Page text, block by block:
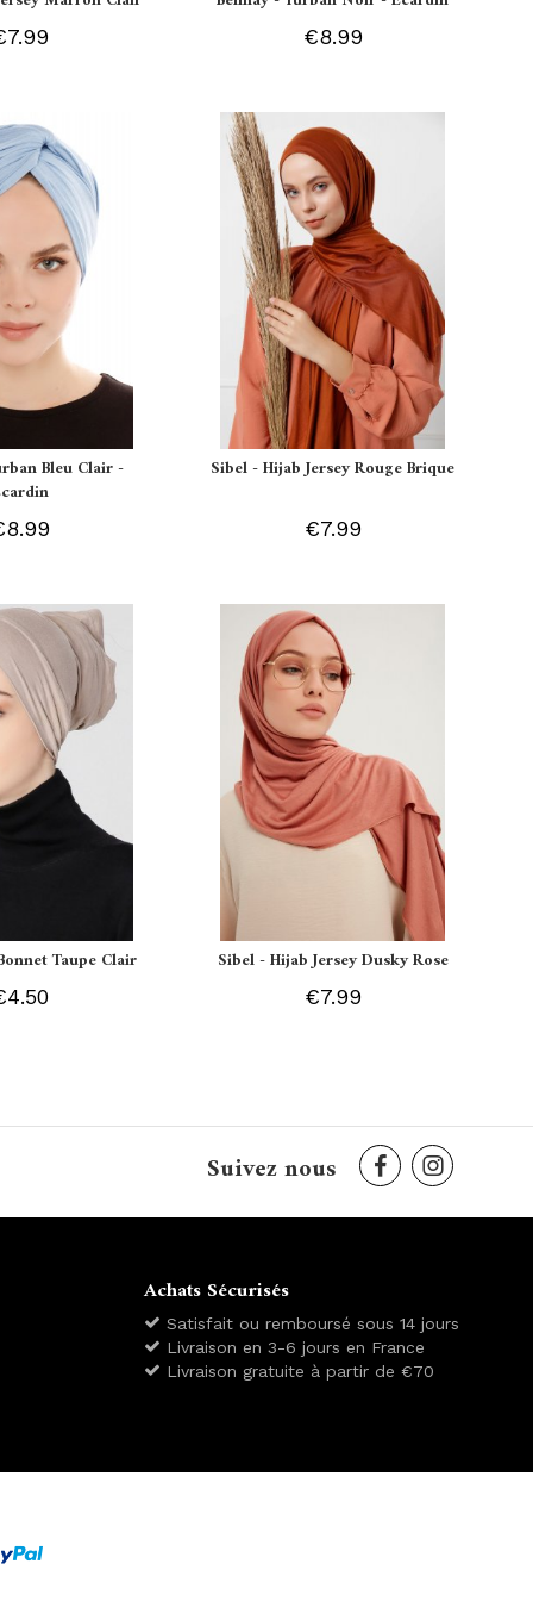
€8.99
Bleu Clair -
Sibel - Hijab Jersey Rouge Brique
€7.99
Taupe Clair Sibel - Hijab Jersey Dusky Rose
€7.99
Suivez nous
Achats Sécurisés
Satisfait ou remboursé sous 14 jours
Livraison en 3-6 jours en France
Livraison gratuite à partir de €70